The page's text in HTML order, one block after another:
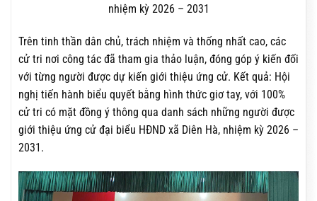
nhiệm kỳ 2026 – 2031
Trên tinh thần dân chủ, trách nhiệm và thống nhất cao, các
cử tri nơi công tác đã tham gia thảo luận, đóng góp ý kiến đối
với từng người được dự kiến giới thiệu ứng cử. Kết quả: Hội
nghị tiến hành biểu quyết bằng hình thức giơ tay, với 100%
cử tri có mặt đồng ý thông qua danh sách những người được
giới thiệu ứng cử đại biểu HĐND xã Diên Hà, nhiệm kỳ 2026 –
2031.